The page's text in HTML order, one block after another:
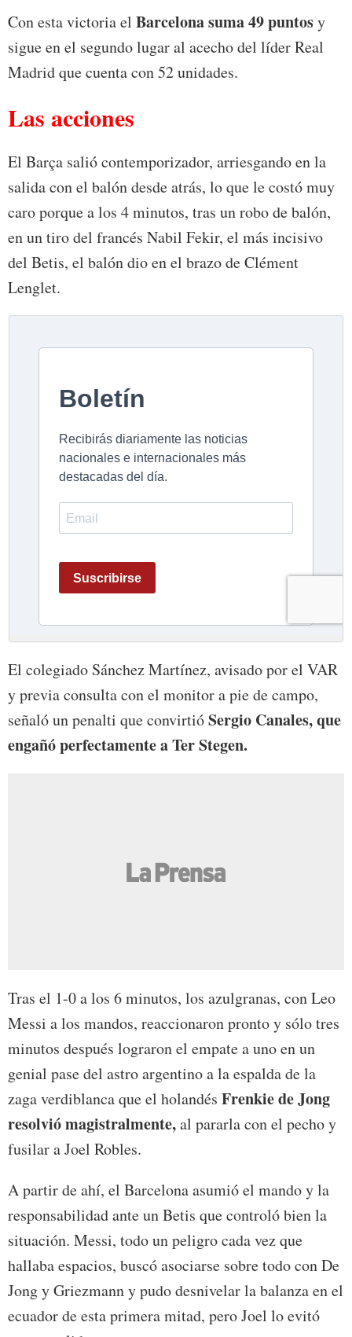
Con esta victoria el Barcelona suma 49 puntosy
sigue en el segundo lugar al acecho del líder Real
Madrid que cuenta con 52 unidades.
Las acciones
El Barça salió contemporizador, arriesgando en la
salida con el balón desde atrás, lo que le costó muy
caro porque a los 4 minutos, tras un robo de balón,
en un tiro del francés Nabil Fekir, el más incisivo
del Betis, el balón dio en el brazo de Clément
Lenglet.
El colegiado Sánchez Martínez, avisado por el VAR
y previa consulta con el monitor a pie de campo,
señaló un penalti que convirtióSergio Canales, que
engañó perfectamente a Ter Stegen.
Tras el 1-0 a los 6 minutos, los azulgranas, con Leo
Messi a los mandos, reaccionaron pronto y sólo tres
minutos después lograron el empate a uno en un
genial pase del astro argentino a la espalda de la
zaga verdiblanca que el holandés Frenkie de Jong
resolvió magistralmente,al pararla con el pecho y
fusilar a Joel Robles.
A partir de ahí, el Barcelona asumió el mando y la
responsabilidad ante un Betis que controló bien la
situación. Messi, todo un peligro cada vez que
hallaba espacios, buscó asociarse sobre todo con De
Jong y Griezmann y pudo desnivelar la balanza en el
ecuador de esta primera mitad, pero Joel lo evitó